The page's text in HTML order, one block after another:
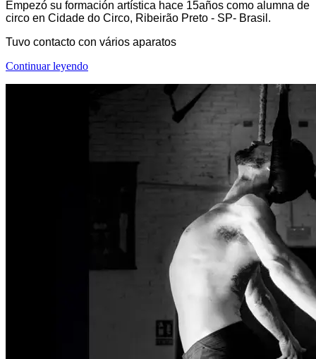
Empezó su formación artística hace 15años como alumna de
circo en Cidade do Circo, Ribeirão Preto - SP- Brasil.
Tuvo contacto con vários aparatos
Continuar leyendo